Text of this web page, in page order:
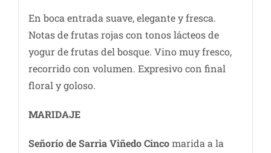
En boca entrada suave, elegante y fresca.
Notas de frutas rojas con tonos lácteos de
yogur de frutas del bosque. Vino muy fresco,
recorrido con volumen. Expresivo con final
floral y goloso.
MARIDAJE
Señorío de Sarria Viñedo Cincomarida a la